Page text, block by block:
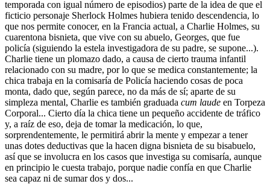
temporada con igual número de episodios) parte de la idea de que el
ficticio personaje Sherlock Holmes hubiera tenido descendencia, lo
que nos permite conocer, en la Francia actual, a Charlie Holmes, su
cuarentona bisnieta, que vive con su abuelo, Georges, que fue
policía (siguiendo la estela investigadora de su padre, se supone...).
Charlie tiene un plomazo dado, a causa de cierto trauma infantil
relacionado con su madre, por lo que se medica constantemente; la
chica trabaja en la comisaría de Policía haciendo cosas de poca
monta, dado que, según parece, no da más de sí; aparte de su
simpleza mental, Charlie es también graduada cum laude en Torpeza
Corporal... Cierto día la chica tiene un pequeño accidente de tráfico
y, a raíz de eso, deja de tomar la medicación, lo que,
sorprendentemente, le permitirá abrir la mente y empezar a tener
unas dotes deductivas que la hacen digna bisnieta de su bisabuelo,
así que se involucra en los casos que investiga su comisaría, aunque
en principio le cuesta trabajo, porque nadie confía en que Charlie
sea capaz ni de sumar dos y dos...